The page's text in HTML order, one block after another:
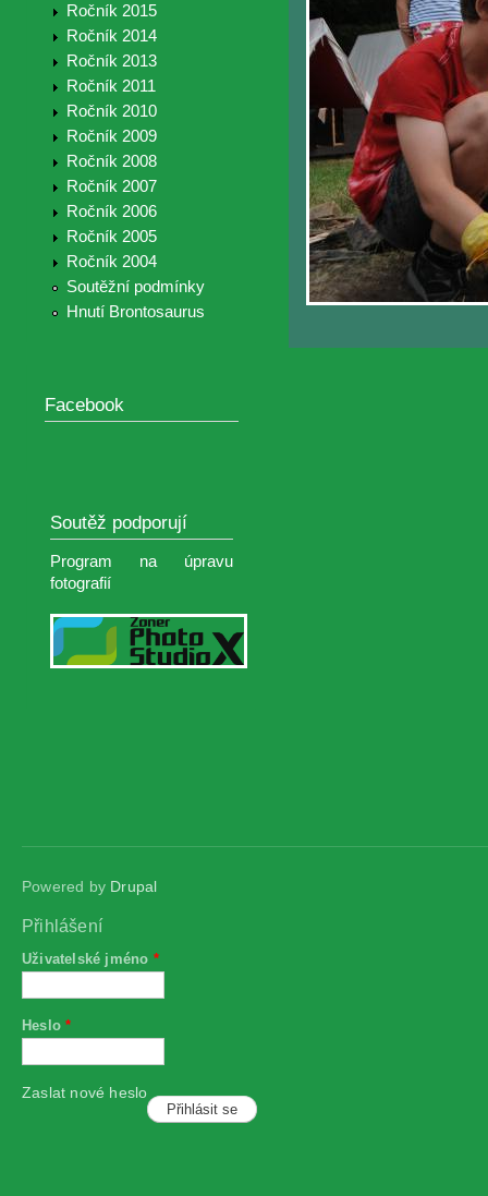
Ročník 2015
Ročník 2014
Ročník 2013
Ročník 2011
Ročník 2010
Ročník 2009
Ročník 2008
Ročník 2007
Ročník 2006
Ročník 2005
Ročník 2004
Soutěžní podmínky
Hnutí Brontosaurus
Facebook
Soutěž podporují
Program na úpravu
fotografií
Powered by Drupal
Přihlášení
Uživatelské jméno *
Heslo*
Zaslat nové heslo